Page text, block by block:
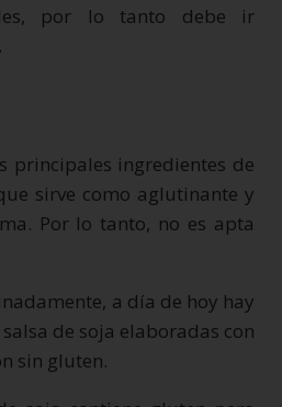
por lo tanto debe ir
principales ingredientes de
sirve como aglutinante y
Por lo tanto, no es apta
a día de hoy hay
de soja elaboradas con
sin gluten.